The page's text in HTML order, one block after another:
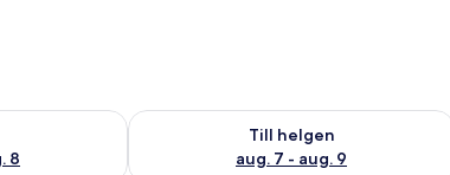
8
för imorgon aug. 7 - aug. 8
Till helgen
aug. 7 - aug. 9
Kontrollera tillgängligheten för den